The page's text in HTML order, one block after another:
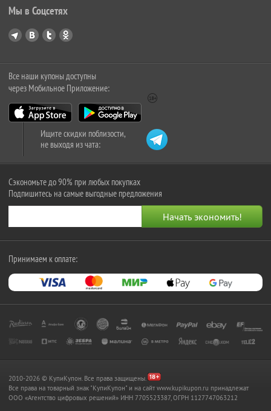
Мы в Соцсетях
Все наши купоны доступны
через Мобильное Приложение:
Ищите скидки поблизости,
не выходя из чата:
Сэкономьте до 90% при любых покупках
Подпишитесь на самые выгодные предложения
Принимаем к оплате:
2010-2026 © КупиКупон. Все права защищены.
Все права на товарный знак "КупиКупон" и на сайт www.kupikupon.ru принадлежат
OOO «Агентство цифровых решений» ИНН 7705523387, ОГРН 1127747063212